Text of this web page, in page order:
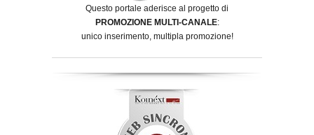
Questo portale aderisce al progetto di
PROMOZIONE MULTI-CANALE:
unico inserimento, multipla promozione!